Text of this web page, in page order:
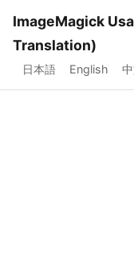
ImageMagick
Translation)
日本語 English